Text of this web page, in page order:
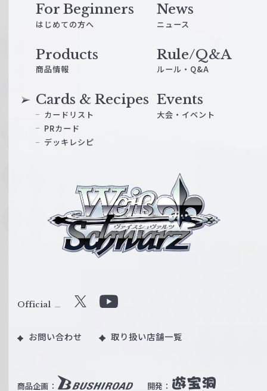
ス
ル
For Beginners
はじめての方へ
News
ニュース
Products
商品情報
Cards & Recipes
カードリスト
PRカード
デッキレシピ
Events
大会・イベント
Rule/Q&A
ルール・Q&A
商品企画： 開発：
Official X
u
b
お問い合わせ 取り扱い店舗一覧